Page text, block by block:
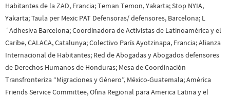
Habitantes de la ZAD, Francia; Teman Temon, Yakarta; Stop NYIA,
Yakarta; Taula per Mexic PAT Defensoras/ defensores, Barcelona; L
´Adhesiva Barcelona; Coordinadora de Activistas de Latinoamérica y el
Caribe, CALACA, Catalunya; Colectivo París Ayotzinapa, Francia; Alianza
Internacional de Habitantes; Red de Abogadas y Abogados defensores
de Derechos Humanos de Honduras; Mesa de Coordinación
Transfronteriza “Migraciones y Género”, México-Guatemala; América
Friends Service Committee, Ofina Regional para America Latina y el